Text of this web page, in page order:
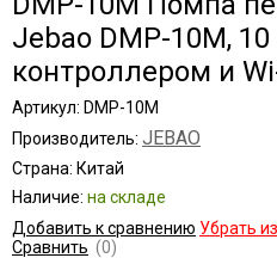
Jebao DMP-10M,
контроллером и
Артикул: DMP-10M
Производитель: JEBAO
Страна: Китай
Наличие: на складе
Добавить к сравнению Убрать
Сравнить (0)